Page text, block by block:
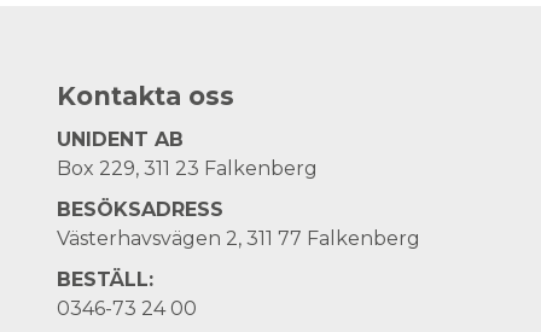
Kontakta oss
UNIDENT AB
Box 229, 311 23 Falkenberg
BESÖKSADRESS
Västerhavsvägen 2, 311 77 Falkenberg
BESTÄLL:
0346-73 24 00